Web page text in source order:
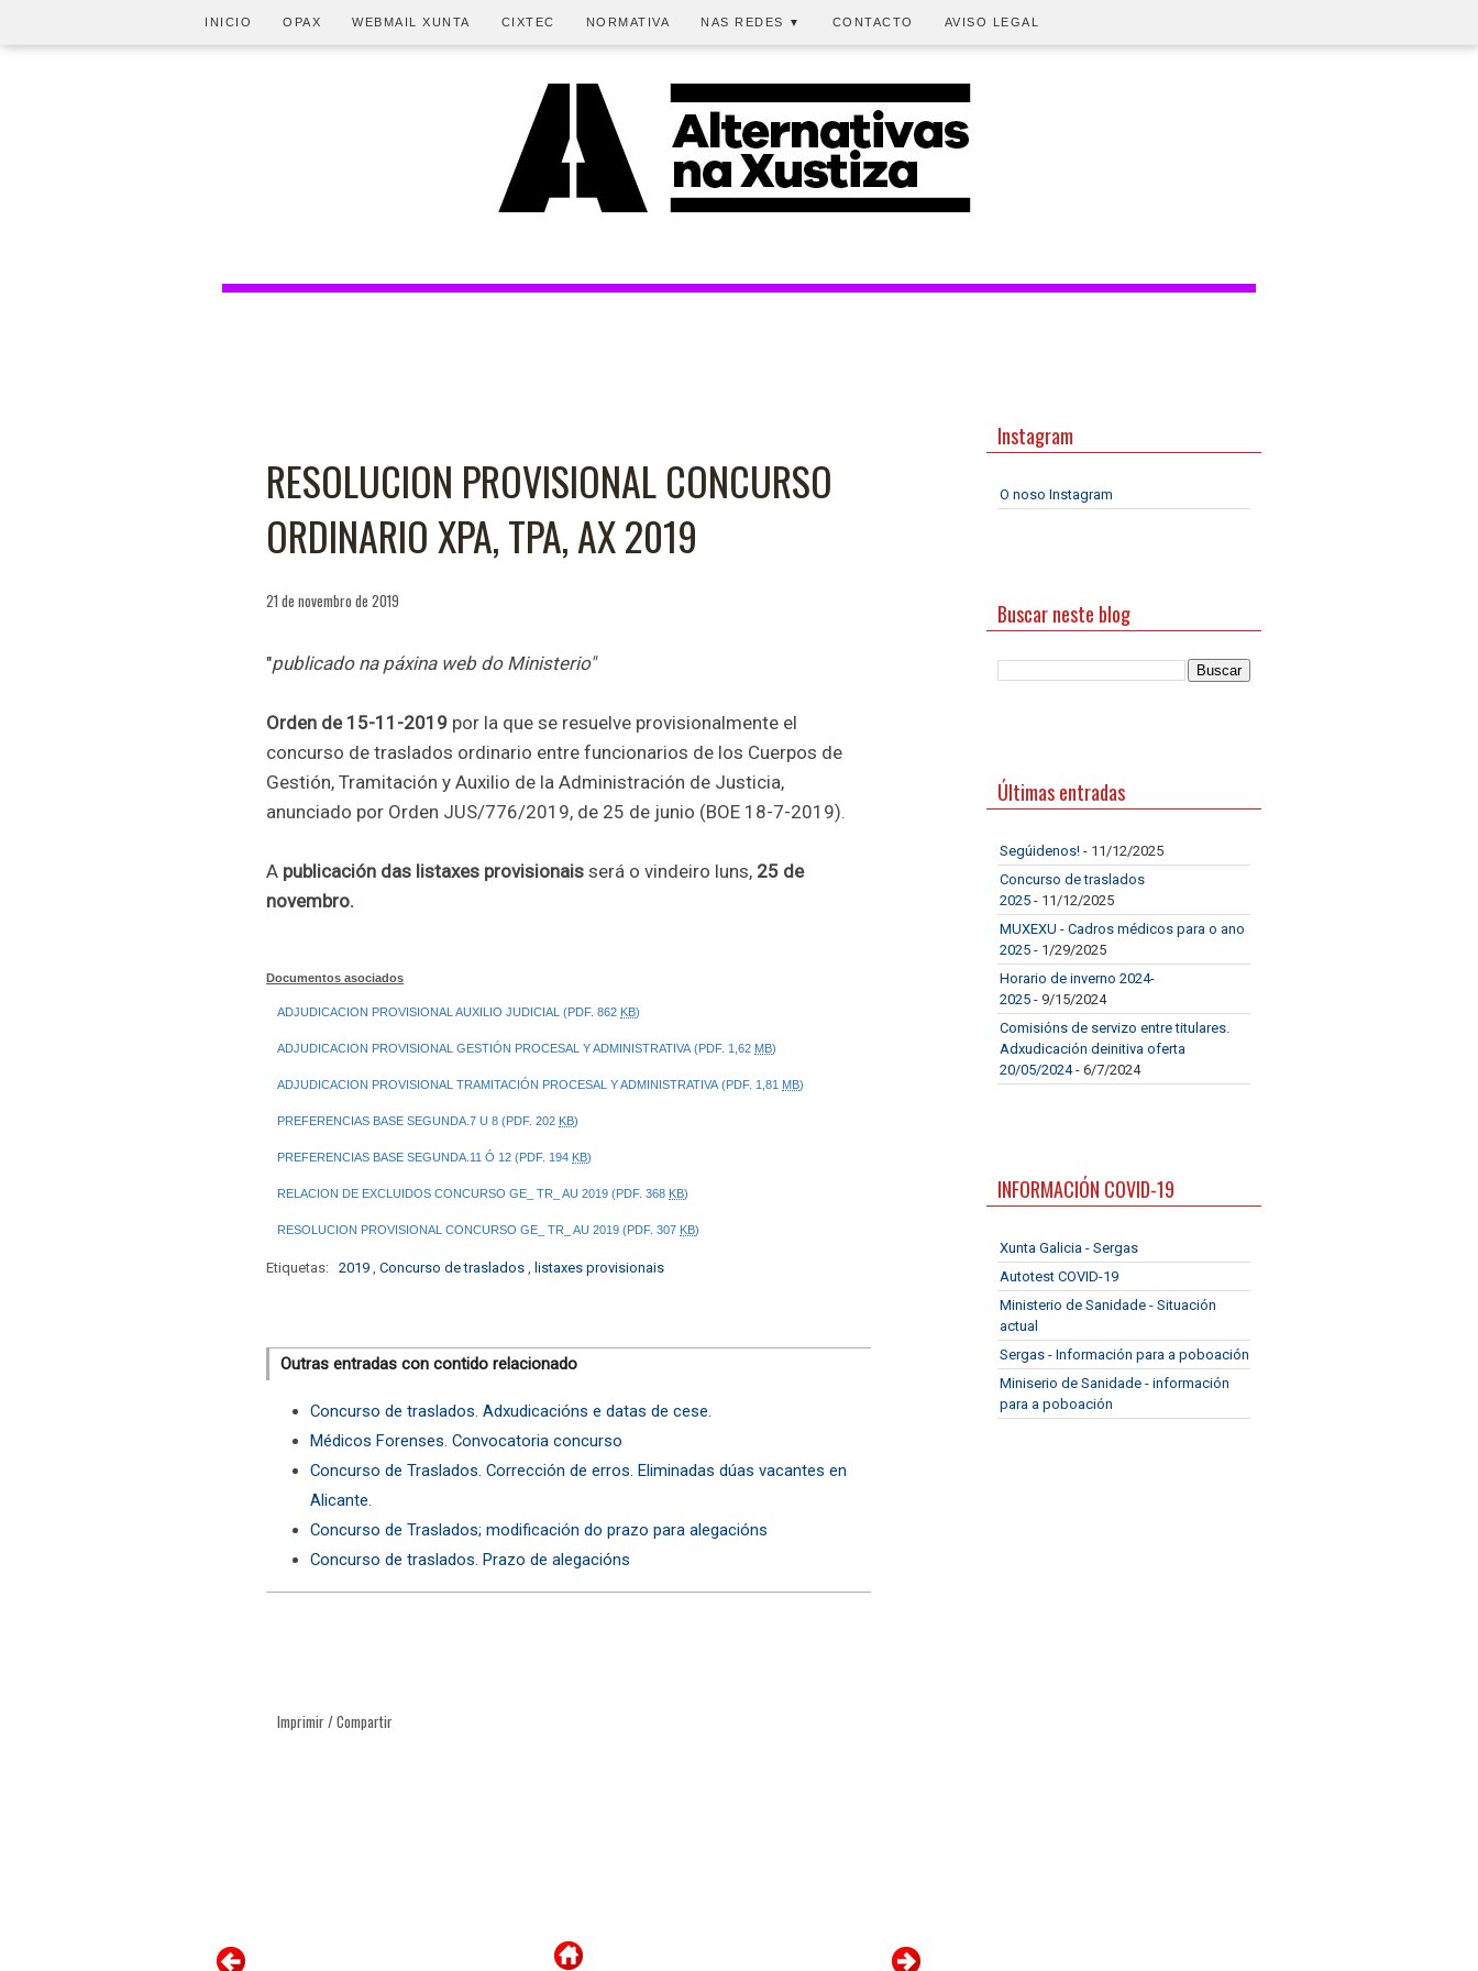
INICIO OPAX WEBMAIL XUNTA CIXTEC NORMATIVA NAS REDES ▼ CONTACTO AVISO LEGAL
RESOLUCION PROVISIONAL CONCURSO
ORDINARIO XPA, TPA, AX 2019
21 de novembro de 2019
"publicado na páxina web do Ministerio"
Orden de 15-11-2019 por la que se resuelve provisionalmente el
concurso de traslados ordinario entre funcionarios de los Cuerpos de
Gestión, Tramitación y Auxilio de la Administración de Justicia,
anunciado por Orden JUS/776/2019, de 25 de junio (BOE 18-7-2019).
A publicación das listaxes provisionais será o vindeiro luns, 25 de
novembro.
Documentos asociados
ADJUDICACION PROVISIONAL AUXILIO JUDICIAL (PDF. 862 KB)
ADJUDICACION PROVISIONAL GESTIÓN PROCESAL Y ADMINISTRATIVA (PDF. 1,62 MB)
ADJUDICACION PROVISIONAL TRAMITACIÓN PROCESAL Y ADMINISTRATIVA (PDF. 1,81 MB)
PREFERENCIAS BASE SEGUNDA.7 U 8 (PDF. 202 KB)
PREFERENCIAS BASE SEGUNDA.11 Ó 12 (PDF. 194 KB)
RELACION DE EXCLUIDOS CONCURSO GE_ TR_ AU 2019 (PDF. 368 KB)
RESOLUCION PROVISIONAL CONCURSO GE_ TR_ AU 2019 (PDF. 307 KB)
Etiquetas: 2019 Concurso de traslados listaxes provisionais
Outras entradas con contido relacionado
Concurso de traslados. Adxudicacións e datas de cese.
Médicos Forenses. Convocatoria concurso
Concurso de Traslados. Corrección de erros. Eliminadas dúas vacantes en
Alicante.
Concurso de Traslados; modificación do prazo para alegacións
Concurso de traslados. Prazo de alegacións
Imprimir / Compartir
Instagram
O noso Instagram
Buscar neste blog
Últimas entradas
Segúidenos! - 11/12/2025
Concurso de traslados
2025 - 11/12/2025
MUXEXU - Cadros médicos para o ano
2025 - 1/29/2025
Horario de inverno 2024-
2025 - 9/15/2024
Comisións de servizo entre titulares.
Adxudicación deinitiva oferta
20/05/2024- 6/7/2024
INFORMACIÓN COVID-19
Xunta Galicia - Sergas
Autotest COVID-19
Ministerio de Sanidade - Situación
actual
Sergas - Información para a poboación
Miniserio de Sanidade - información
para a poboación